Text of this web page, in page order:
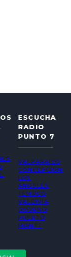
ESCUCHA
RADIO
PUNTO 7
VALPARAÍSO
CONCEPCIÓN
LOS
ÁNGELES
TEMUCO
VALDIVIA
OSORNO
PUERTO
MONTT